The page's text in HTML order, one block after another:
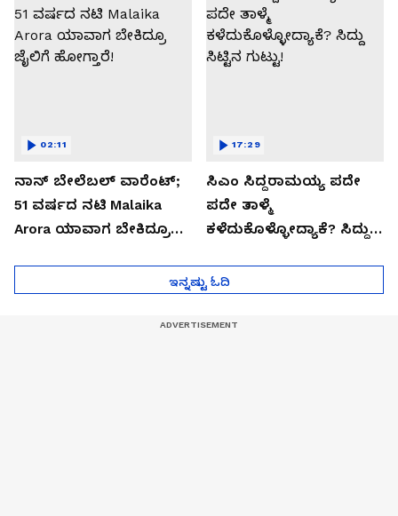
ನಾನ್ ಬೇಲೆಬಲ್ ವಾರೆಂಟ್;
51 ವರ್ಷದ ನಟಿ Malaika
Arora ಯಾವಾಗ ಬೇಕಿದ್ರೂ
02:11
ಸಿಎಂ ಸಿದ್ದರಾಮಯ್ಯ ಪದೇ
ಪದೇ ತಾಳ್ಮೆ
ಕಳೆದುಕೊಳ್ಳೋದ್ಯಾಕೆ? ಸಿದ್ದು
17:29
ಇನ್ನಷ್ಟು ಓದಿ